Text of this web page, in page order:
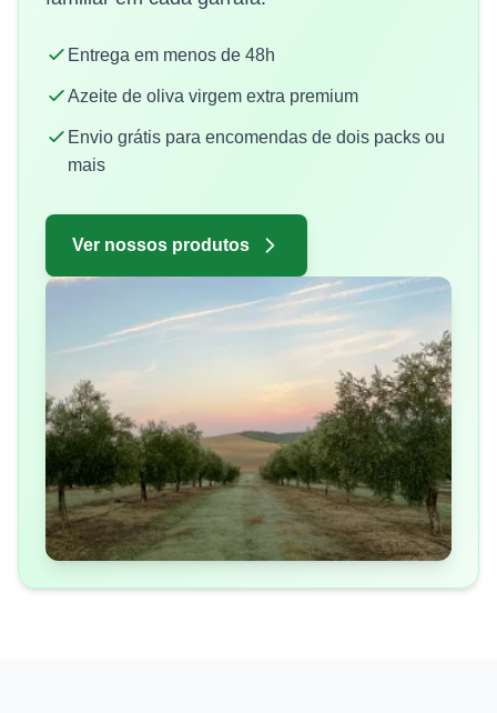
Entrega em menos de 48h
Azeite de oliva virgem extra premium
Envio grátis para encomendas de dois packs ou
mais
Ver nossos produtos